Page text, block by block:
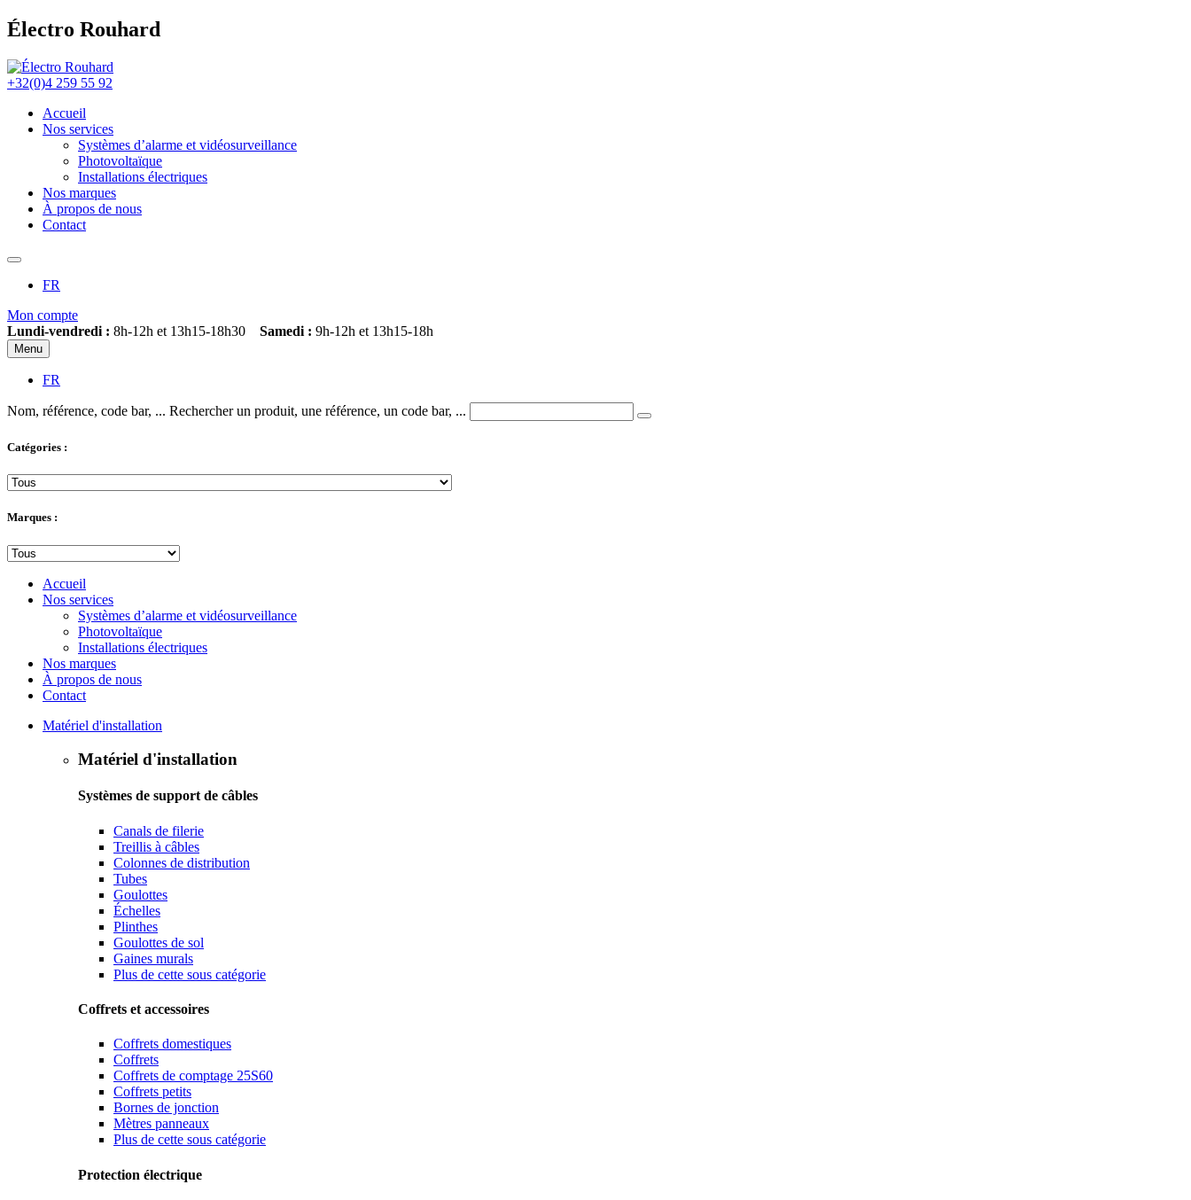
Électro Rouhard
+32(0)4 259 55 92
Accueil
Nos services
Systèmes d’alarme et vidéosurveillance
Photovoltaïque
Installations électriques
Nos marques
À propos de nous
Contact
FR
Mon compte
Lundi-vendredi : 8h-12h et 13h15-18h30 Samedi : 9h-12h et 13h15-18h
Menu
FR
Nom, référence, code bar, ... Rechercher un produit, une référence, un code bar, ...
Catégories :
Marques :
Accueil
Nos services
Systèmes d’alarme et vidéosurveillance
Photovoltaïque
Installations électriques
Nos marques
À propos de nous
Contact
Matériel d'installation
Matériel d'installation
Systèmes de support de câbles
Canals de filerie
Treillis à câbles
Colonnes de distribution
Tubes
Goulottes
Échelles
Plinthes
Goulottes de sol
Gaines murals
Plus de cette sous catégorie
Coffrets et accessoires
Coffrets domestiques
Coffrets
Coffrets de comptage 25S60
Coffrets petits
Bornes de jonction
Mètres panneaux
Plus de cette sous catégorie
Protection électrique